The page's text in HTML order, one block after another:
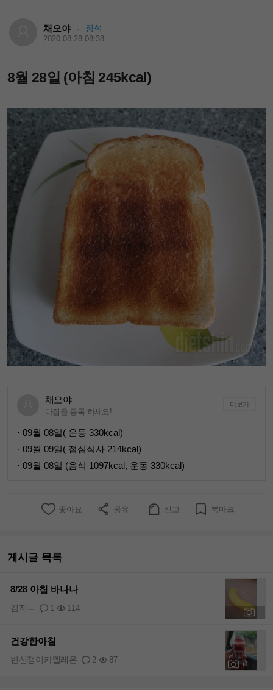
채오야 · 정석
2020.08.28 08:38
8월 28일 (아침 245kcal)
채오야
다짐을 등록 하세요!
더보기
· 09월 08일( 운동 330kcal)
· 09월 09일( 점심식사 214kcal)
· 09월 08일 (음식 1097kcal, 운동 330kcal)
좋아요 공유 신고 북마크
게시글 목록
8/28 아침 바나나
1 114
김지ㄴ
+1
건강한아침
2 87
변신쟁이카멜레온